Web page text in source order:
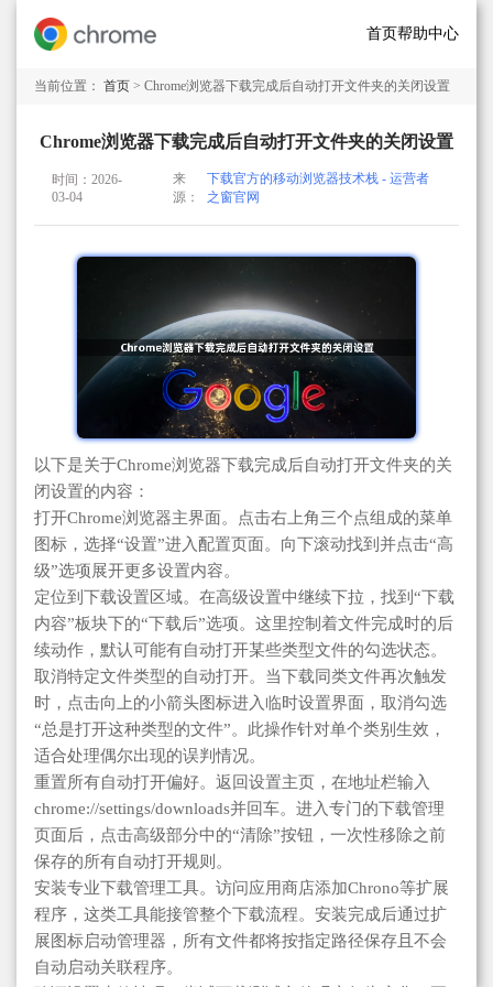
首页帮助中心
当前位置： 首页 > Chrome浏览器下载完成后自动打开文件夹的关闭设置
Chrome浏览器下载完成后自动打开文件夹的关闭设置
时间：2026-
03-04
来
源：
下载官方的移动浏览器技术栈 - 运营者
之窗官网
以下是关于Chrome浏览器下载完成后自动打开文件夹的关
闭设置的内容：
打开Chrome浏览器主界面。点击右上角三个点组成的菜单
图标，选择“设置”进入配置页面。向下滚动找到并点击“高
级”选项展开更多设置内容。
定位到下载设置区域。在高级设置中继续下拉，找到“下载
内容”板块下的“下载后”选项。这里控制着文件完成时的后
续动作，默认可能有自动打开某些类型文件的勾选状态。
取消特定文件类型的自动打开。当下载同类文件再次触发
时，点击向上的小箭头图标进入临时设置界面，取消勾选
“总是打开这种类型的文件”。此操作针对单个类别生效，
适合处理偶尔出现的误判情况。
重置所有自动打开偏好。返回设置主页，在地址栏输入
chrome://settings/downloads并回车。进入专门的下载管理
页面后，点击高级部分中的“清除”按钮，一次性移除之前
保存的所有自动打开规则。
安装专业下载管理工具。访问应用商店添加Chrono等扩展
程序，这类工具能接管整个下载流程。安装完成后通过扩
展图标启动管理器，所有文件都将按指定路径保存且不会
自动启动关联程序。